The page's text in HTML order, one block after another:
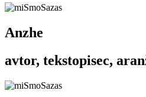
Anzhe
avtor, tekstopisec,